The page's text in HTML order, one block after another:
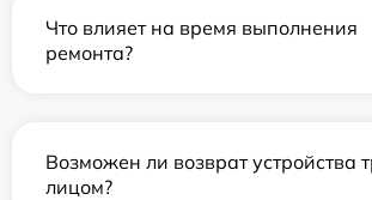
Что влияет на время выполнения
ремонта?
Возможен ли возврат устройства
лицом?